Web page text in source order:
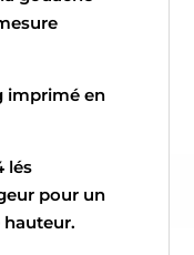
imprimé en
lés
pour un
hauteur.